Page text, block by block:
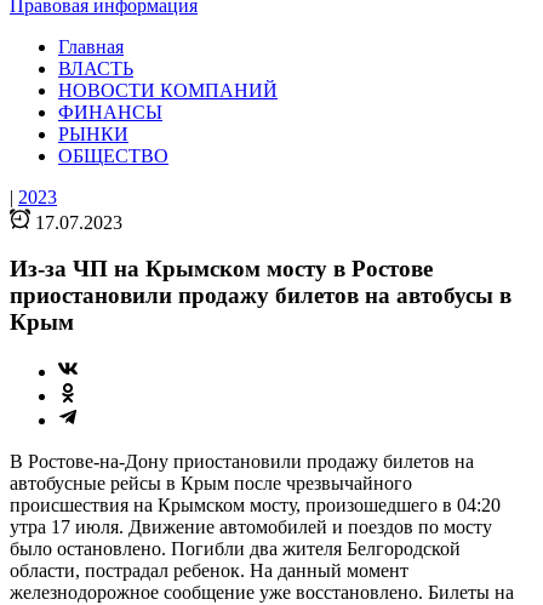
Правовая информация
Главная
ВЛАСТЬ
НОВОСТИ КОМПАНИЙ
ФИНАНСЫ
РЫНКИ
ОБЩЕСТВО
| 2023
17.07.2023
Из-за ЧП на Крымском мосту в Ростове
приостановили продажу билетов на автобусы в
Крым
В Ростове-на-Дону приостановили продажу билетов на
автобусные рейсы в Крым после чрезвычайного
происшествия на Крымском мосту, произошедшего в 04:20
утра 17 июля. Движение автомобилей и поездов по мосту
было остановлено. Погибли два жителя Белгородской
области, пострадал ребенок. На данный момент
железнодорожное сообщение уже восстановлено. Билеты на